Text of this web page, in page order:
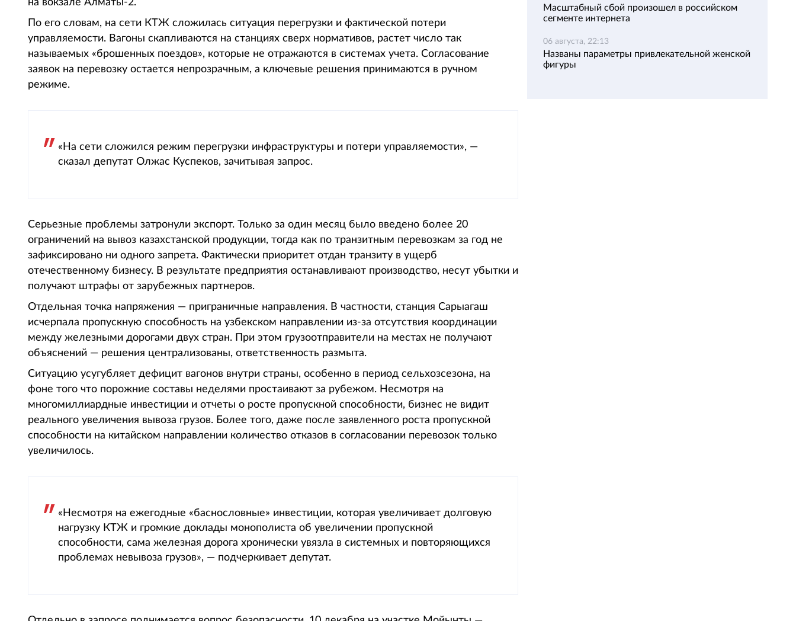
на вокзале Алматы-2.
По его словам, на сети КТЖ сложилась ситуация перегрузки и фактической потери
управляемости. Вагоны скапливаются на станциях сверх нормативов, растет число так
называемых «брошенных поездов», которые не отражаются в системах учета. Согласование
заявок на перевозку остается непрозрачным, а ключевые решения принимаются в ручном
режиме.
«На сети сложился режим перегрузки инфраструктуры и потери управляемости», —
сказал депутат Олжас Куспеков, зачитывая запрос.
Серьезные проблемы затронули экспорт. Только за один месяц было введено более 20
ограничений на вывоз казахстанской продукции, тогда как по транзитным перевозкам за год не
зафиксировано ни одного запрета. Фактически приоритет отдан транзиту в ущерб
отечественному бизнесу. В результате предприятия останавливают производство, несут убытки и
получают штрафы от зарубежных партнеров.
Отдельная точка напряжения — приграничные направления. В частности, станция Сарыагаш
исчерпала пропускную способность на узбекском направлении из-за отсутствия координации
между железными дорогами двух стран. При этом грузоотправители на местах не получают
объяснений — решения централизованы, ответственность размыта.
Ситуацию усугубляет дефицит вагонов внутри страны, особенно в период сельхозсезона, на
фоне того что порожние составы неделями простаивают за рубежом. Несмотря на
многомиллиардные инвестиции и отчеты о росте пропускной способности, бизнес не видит
реального увеличения вывоза грузов. Более того, даже после заявленного роста пропускной
способности на китайском направлении количество отказов в согласовании перевозок только
увеличилось.
«Несмотря на ежегодные «баснословные» инвестиции, которая увеличивает долговую
нагрузку КТЖ и громкие доклады монополиста об увеличении пропускной
способности, сама железная дорога хронически увязла в системных и повторяющихся
проблемах невывоза грузов», — подчеркивает депутат.
Масштабный сбой произошел в российском
сегменте интернета
06 августа, 22:13
Названы параметры привлекательной женской
фигуры